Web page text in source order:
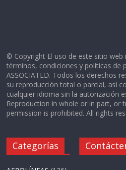
© Copyright El uso de este sitio web
términos, condiciones y políticas de
ASSOCIATED. Todos los derechos
su reproducción total o parcial, así
cualquier idioma sin la autorización
Reproduction in whole or in part, or
permission is prohibited. All rights
Categorías